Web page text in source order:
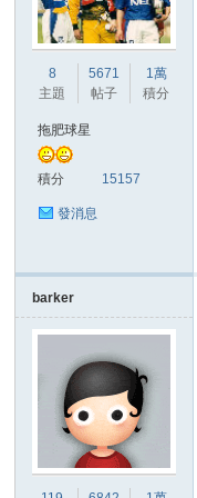
8
主題
5671
帖子
1萬
積分
拖肥球星
積分 15157
發消息
barker